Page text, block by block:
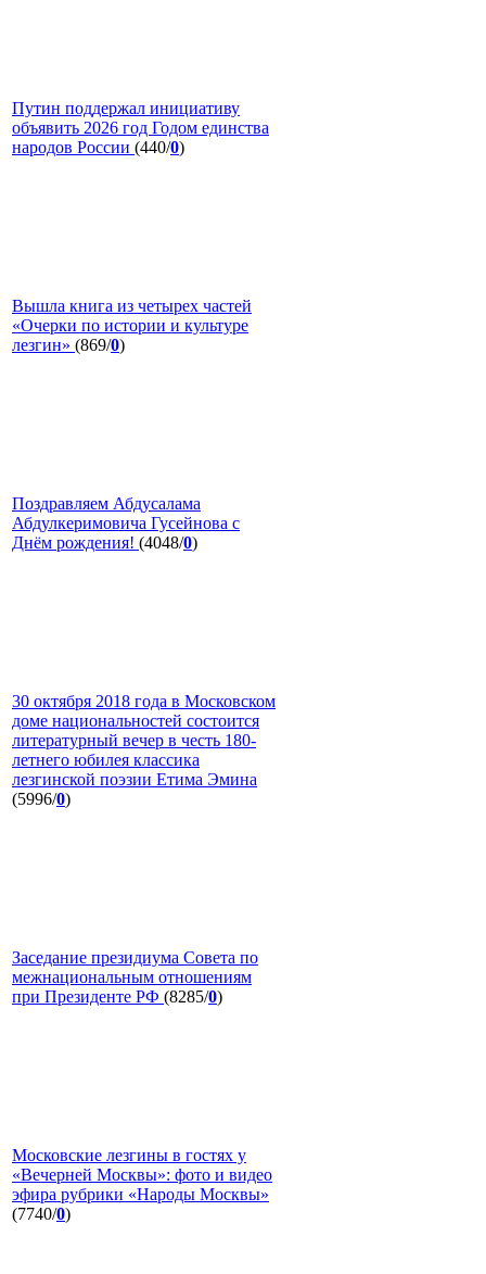
Путин поддержал инициативу
объявить 2026 год Годом единства
народов России (440/0)
Вышла книга из четырех частей
«Очерки по истории и культуре
лезгин» (869/0)
Поздравляем Абдусалама
Абдулкеримовича Гусейнова с
Днём рождения! (4048/0)
30 октября 2018 года в Московском
доме национальностей состоится
литературный вечер в честь 180-
летнего юбилея классика
лезгинской поэзии Етима Эмина
(5996/0)
Заседание президиума Совета по
межнациональным отношениям
при Президенте РФ (8285/0)
Московские лезгины в гостях у
«Вечерней Москвы»: фото и видео
эфира рубрики «Народы Москвы»
(7740/0)